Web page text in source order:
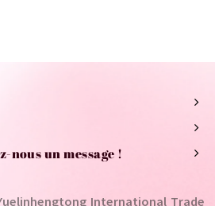
nous un message !
International Trade